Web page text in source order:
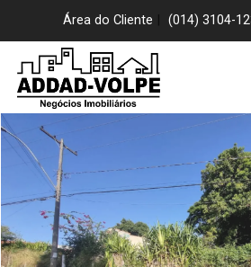
Área do Cliente (014) 3104-